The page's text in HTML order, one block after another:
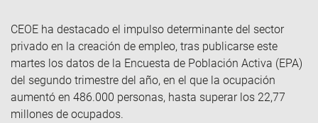
CEOE ha destacado el impulso determinante del sector
privado en la creación de empleo, tras publicarse este
martes los datos de la Encuesta de Población Activa (EPA)
del segundo trimestre del año, en el que la ocupación
aumentó en 486.000 personas, hasta superar los 22,77
millones de ocupados.